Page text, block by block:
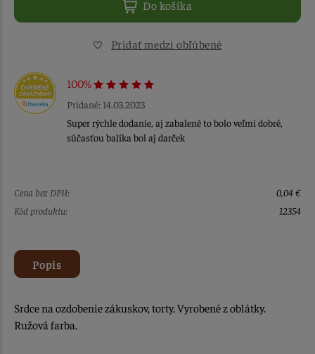
Do košíka
Pridať medzi obľúbené
100%
Pridané: 14.03.2023
Super rýchle dodanie, aj zabalené to bolo veľmi dobré,
súčasťou balíka bol aj darček
Cena bez DPH:
0,04 €
Kód produktu:
12354
Popis
Srdce na ozdobenie zákuskov, torty. Vyrobené z oblátky.
Ružová farba.